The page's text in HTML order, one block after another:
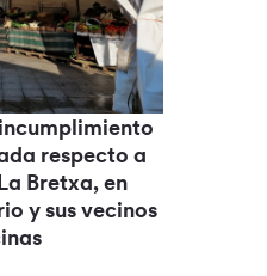
respecto a
Bretxa, en
y sus vecinos